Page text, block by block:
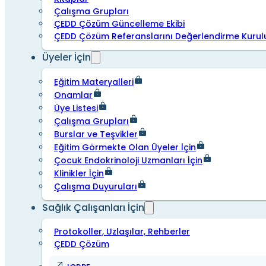
Çalışma Grupları
ÇEDD Çözüm Güncelleme Ekibi
ÇEDD Çözüm Referanslarını Değerlendirme
Üyeler İçin
Eğitim Materyalleri
Onamlar
Üye Listesi
Çalışma Grupları
Burslar ve Teşvikler
Eğitim Görmekte Olan Üyeler İçin
Çocuk Endokrinoloji Uzmanları İçin
Klinikler İçin
Çalışma Duyuruları
Sağlık Çalışanları İçin
Protokoller, Uzlaşılar, Rehberler
ÇEDD Çözüm